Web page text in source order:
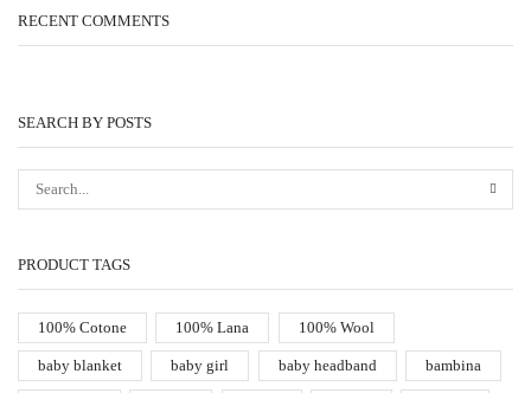
RECENT COMMENTS
SEARCH BY POSTS
PRODUCT TAGS
100% Cotone 100% Lana 100% Wool
baby blanket baby girl baby headband bambina